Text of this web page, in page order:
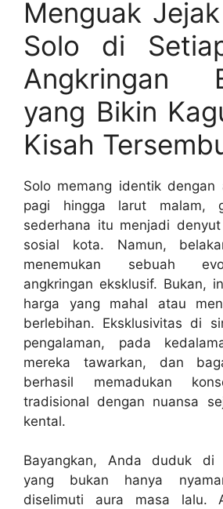
Menguak
Solo di
Angkringan
yang Bikin
Kisah
Solo memang identik dengan
pagi hingga larut malam,
sederhana itu menjadi
sosial kota. Namun,
menemukan sebuah
angkringan eksklusif. Bukan,
harga yang mahal atau
berlebihan. Eksklusivitas di
pengalaman, pada
mereka tawarkan, dan
berhasil memadukan
tradisional dengan nuansa
kental.
Bayangkan, Anda duduk di
yang bukan hanya
diselimuti aura masa lalu.